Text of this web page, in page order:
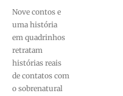
Nove contos e
uma história
em quadrinhos
retratam
histórias reais
de contatos com
o sobrenatural